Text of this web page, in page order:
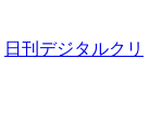
日刊デジタルクリ